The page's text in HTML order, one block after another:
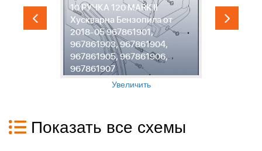
10 РУЧКА 120 MARK II
Хускварна Бензопила от
2018-05 967861901,
967861903, 967861904,
967861905, 967861906,
967861907
Увеличить
Показать все схемы